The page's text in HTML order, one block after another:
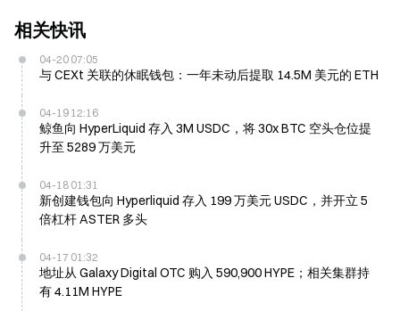
相关快讯
04-20 07:05
与 CEXt 关联的休眠钱包：一年未动后提取 14.5M 美元的 ETH
04-19 12:16
鲸鱼向 HyperLiquid 存入 3M USDC，将 30x BTC 空头仓位提
升至 5289 万美元
04-18 01:31
新创建钱包向 Hyperliquid 存入 199 万美元 USDC，并开立 5
倍杠杆 ASTER 多头
04-17 01:32
地址从 Galaxy Digital OTC 购入 590,900 HYPE；相关集群持
有 4.11M HYPE